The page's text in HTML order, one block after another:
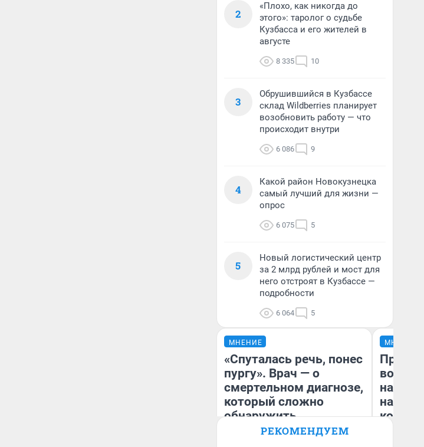
2
«Плохо, как никогда до
этого»: таролог о судьбе
Кузбасса и его жителей в
августе
8 335 10
3
Обрушившийся в Кузбассе
склад Wildberries планирует
возобновить работу — что
происходит внутри
6 086 9
4
Какой район Новокузнецка
самый лучший для жизни —
опрос
6 075 5
5
Новый логистический центр
за 2 млрд рублей и мост для
него отстроят в Кузбассе —
подробности
6 064 5
МНЕНИЕ
«Спуталась речь, понес
пургу». Врач — о
смертельном диагнозе,
который сложно
обнаружить
МНЕНИЕ
нам
РЕКОМЕНДУЕМ